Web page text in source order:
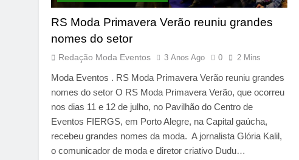
RS Moda Primavera Verão reuniu grandes
nomes do setor
Redação Moda Eventos 3 Anos Ago 0 2 Mins
Moda Eventos . RS Moda Primavera Verão reuniu grandes
nomes do setor O RS Moda Primavera Verão, que ocorreu
nos dias 11 e 12 de julho, no Pavilhão do Centro de
Eventos FIERGS, em Porto Alegre, na Capital gaúcha,
recebeu grandes nomes da moda. A jornalista Glória Kalil,
o comunicador de moda e diretor criativo Dudu…